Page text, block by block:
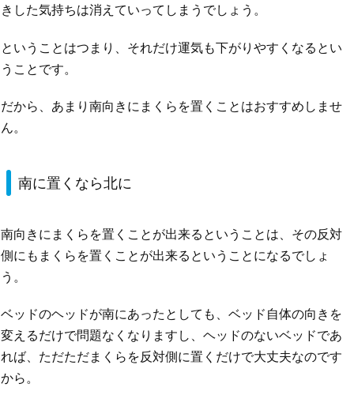
きした気持ちは消えていってしまうでしょう。
ということはつまり、それだけ運気も下がりやすくなるとい
うことです。
だから、あまり南向きにまくらを置くことはおすすめしませ
ん。
南に置くなら北に
南向きにまくらを置くことが出来るということは、その反対
側にもまくらを置くことが出来るということになるでしょ
う。
ベッドのヘッドが南にあったとしても、ベッド自体の向きを
変えるだけで問題なくなりますし、ヘッドのないベッドであ
れば、ただただまくらを反対側に置くだけで大丈夫なのです
から。